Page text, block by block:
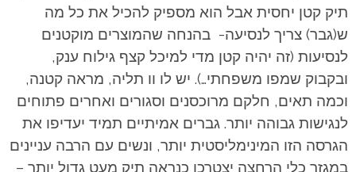
תיק קטן יחסית אבל הוא מספיק להכיל את כל מה
ש(גבר) צריך לנסיעה- בהנחה שהמוצרים מוקטנים
לנסיעות (זה יהיה קטן מדי למיכל קצף גילוח ענק,
ובקבוק שמפו משפחתי…). יש לו וו תליה, מראה קטנה,
וכמה תאים, חלקם מרוכסנים וסגורים ואחרים פתוחים
לנגישות גבוהה יותר. גברים אמיתיים תמיד יעדיפו את
הגרסה הזו המינימליסטית יותר, ונשים עם הרבה עניינים
במגזר כלי הרחצה יצטרכו כנראה תיק מעט גדול יותר –